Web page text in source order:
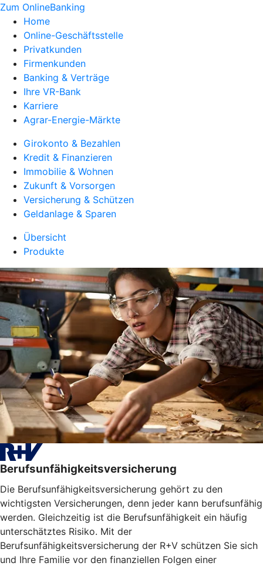
Zum OnlineBanking
Home
Online-Geschäftsstelle
Privatkunden
Firmenkunden
Banking & Verträge
Ihre VR-Bank
Karriere
Agrar-Energie-Märkte
Girokonto & Bezahlen
Kredit & Finanzieren
Immobilie & Wohnen
Zukunft & Vorsorgen
Versicherung & Schützen
Geldanlage & Sparen
Übersicht
Produkte
Berufsunfähigkeitsversicherung
Die Berufsunfähigkeitsversicherung gehört zu den
wichtigsten Versicherungen, denn jeder kann berufsunfähig
werden. Gleichzeitig ist die Berufsunfähigkeit ein häufig
unterschätztes Risiko. Mit der
Berufsunfähigkeitsversicherung der R+V schützen Sie sich
und Ihre Familie vor den finanziellen Folgen einer